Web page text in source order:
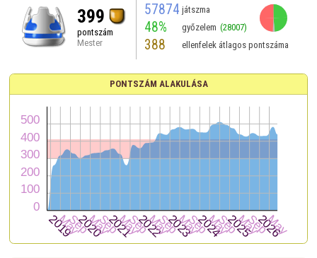
399
pontszám
Mester
57874 játszma
48% győzelem (28007)
388 ellenfelek átlagos pontszáma
PONTSZÁM ALAKULÁSA